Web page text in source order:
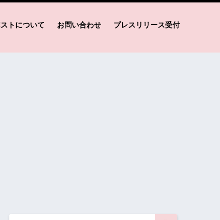
トについて お問い合わせ プレスリリース受付